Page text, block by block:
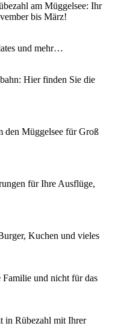
am Müggelsee: Ihr
bis März!
und mehr…
Hier finden Sie die
den Müggelsee für Groß
für Ihre Ausflüge,
Kuchen und vieles
und nicht für das
in Rübezahl mit Ihrer